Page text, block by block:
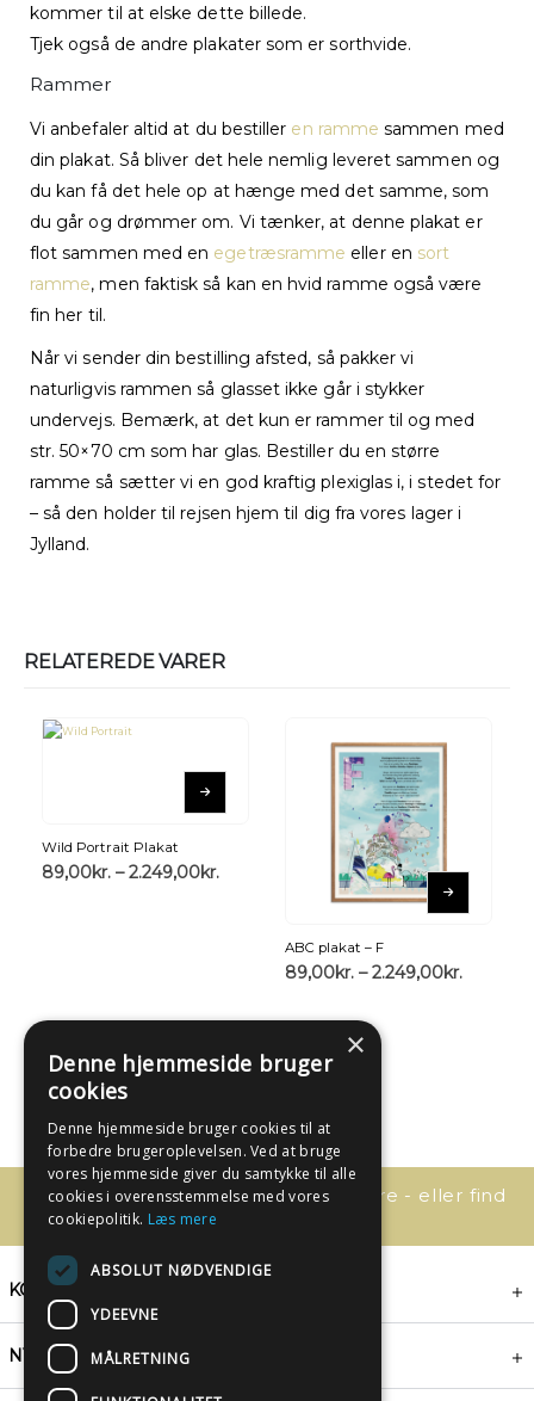
kommer til at elske dette billede.
Tjek også de andre plakater som er sorthvide.
Rammer
Vi anbefaler altid at du bestiller en ramme sammen med
din plakat. Så bliver det hele nemlig leveret sammen og
du kan få det hele op at hænge med det samme, som
du går og drømmer om. Vi tænker, at denne plakat er
flot sammen med en egetræsramme eller en sort
ramme, men faktisk så kan en hvid ramme også være
fin her til.
Når vi sender din bestilling afsted, så pakker vi
naturligvis rammen så glasset ikke går i stykker
undervejs. Bemærk, at det kun er rammer til og med
str. 50×70 cm som har glas. Bestiller du en større
ramme så sætter vi en god kraftig plexiglas i, i stedet for
– så den holder til rejsen hjem til dig fra vores lager i
Jylland.
RELATEREDE VARER
Wild Portrait Plakat
89,00kr. – 2.249,00kr.
ABC plakat – F
89,00kr. – 2.249,00kr.
Har du spørgsmål, så kontakt os bare - eller find
svaret her:
KONTAKT
NYHEDSBREV
×
Denne hjemmeside bruger
cookies
Denne hjemmeside bruger cookies til at
forbedre brugeroplevelsen. Ved at bruge
vores hjemmeside giver du samtykke til alle
cookies i overensstemmelse med vores
cookiepolitik. Læs mere
ABSOLUT NØDVENDIGE
YDEEVNE
MÅLRETNING